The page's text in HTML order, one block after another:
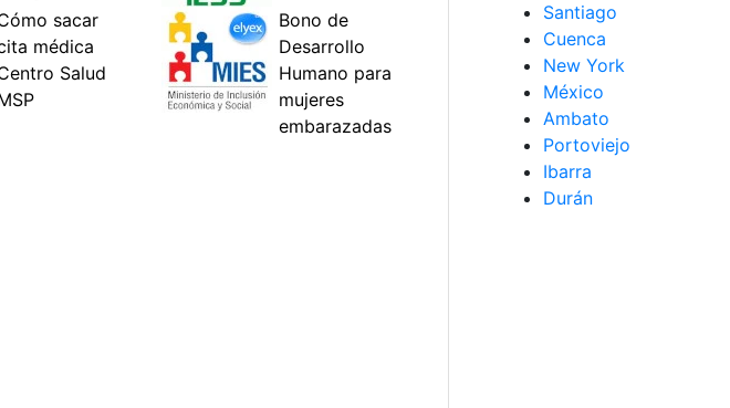
Santiago
Cuenca
New York
México
Ambato
Portoviejo
Ibarra
Durán